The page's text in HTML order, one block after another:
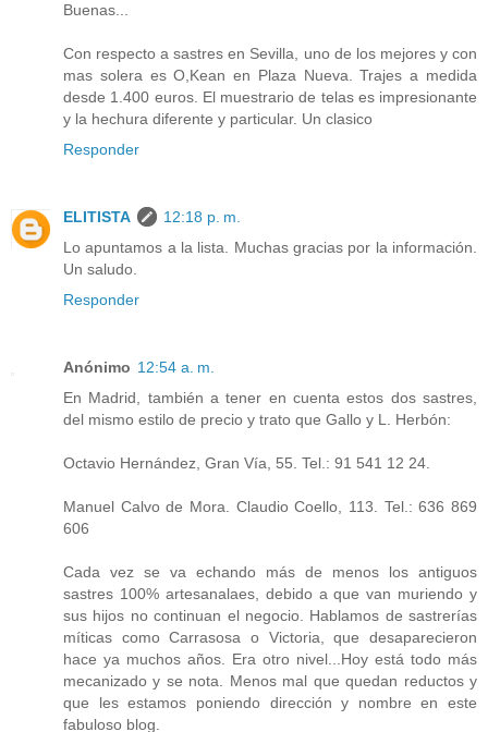
Buenas...
Con respecto a sastres en Sevilla, uno de los mejores y con
mas solera es O,Kean en Plaza Nueva. Trajes a medida
desde 1.400 euros. El muestrario de telas es impresionante
y la hechura diferente y particular. Un clasico
Responder
ELITISTA
12:18 p. m.
Lo apuntamos a la lista. Muchas gracias por la información.
Un saludo.
Responder
Anónimo 12:54 a. m.
En Madrid, también a tener en cuenta estos dos sastres,
del mismo estilo de precio y trato que Gallo y L. Herbón:
Octavio Hernández, Gran Vía, 55. Tel.: 91 541 12 24.
Manuel Calvo de Mora. Claudio Coello, 113. Tel.: 636 869
606
Cada vez se va echando más de menos los antiguos
sastres 100% artesanalaes, debido a que van muriendo y
sus hijos no continuan el negocio. Hablamos de sastrerías
míticas como Carrasosa o Victoria, que desaparecieron
hace ya muchos años. Era otro nivel...Hoy está todo más
mecanizado y se nota. Menos mal que quedan reductos y
que les estamos poniendo dirección y nombre en este
fabuloso blog.